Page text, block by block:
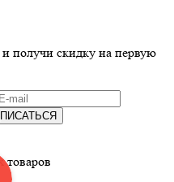
получи скидку на первую
товаров